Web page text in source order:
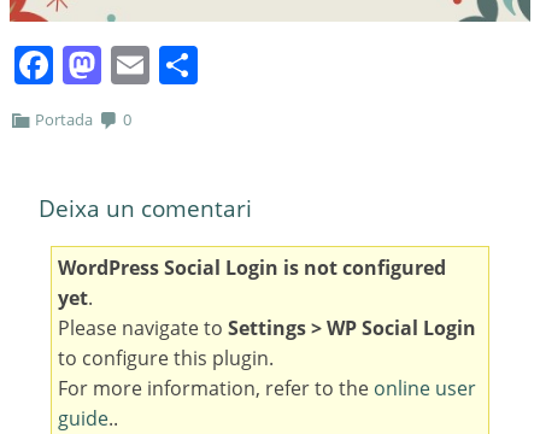
Facebook
Mastodon
Email
Portada 0
Deixa un comentari
WordPress Social Login is not configured
yet.
Please navigate to Settings > WP Social Login
to configure this plugin.
For more information, refer to the online user
guide..